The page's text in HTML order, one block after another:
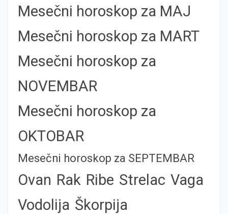
Mesečni horoskop za MAJ
Mesečni horoskop za MART
Mesečni horoskop za
NOVEMBAR
Mesečni horoskop za
OKTOBAR
Mesečni horoskop za SEPTEMBAR
Ovan Rak Ribe Strelac Vaga
Vodolija Škorpija